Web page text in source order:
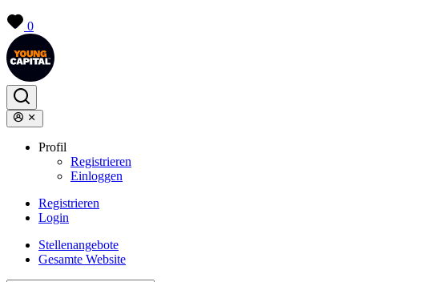
0
Profil
Registrieren
Einloggen
Registrieren
Login
Stellenangebote
Gesamte Website